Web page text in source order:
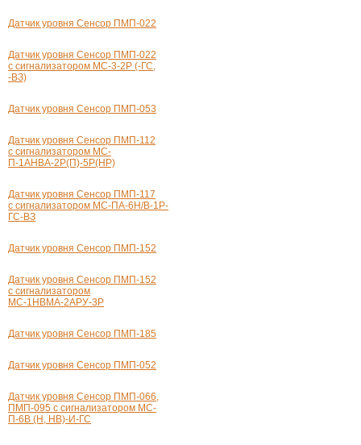
Датчик уровня Сенсор ПМП-022
Датчик уровня Сенсор ПМП-022
с сигнализатором МС-3-2Р (-ГС,
-ВЗ)
Датчик уровня Сенсор ПМП-053
Датчик уровня Сенсор ПМП-112
с сигнализатором МС-
П-1АНВА-2Р(П)-5Р(НР)
Датчик уровня Сенсор ПМП-117
с сигнализатором МС-ПА-6Н/В-1Р-
ГС-ВЗ
Датчик уровня Сенсор ПМП-152
Датчик уровня Сенсор ПМП-152
с сигнализатором
МС-1НВМА-2АРУ-3Р
Датчик уровня Сенсор ПМП-185
Датчик уровня Сенсор ПМП-052
Датчик уровня Сенсор ПМП-066,
ПМП-095 с сигнализатором МС-
П-6В (Н, НВ)-И-ГС